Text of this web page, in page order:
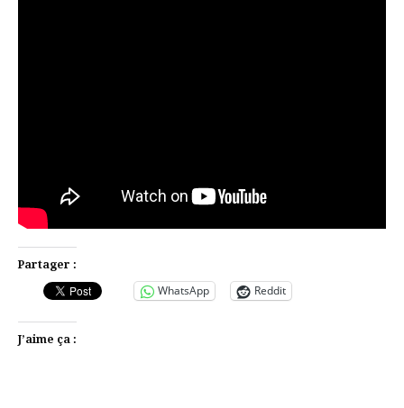
Partager :
WhatsApp Reddit
J’aime ça :